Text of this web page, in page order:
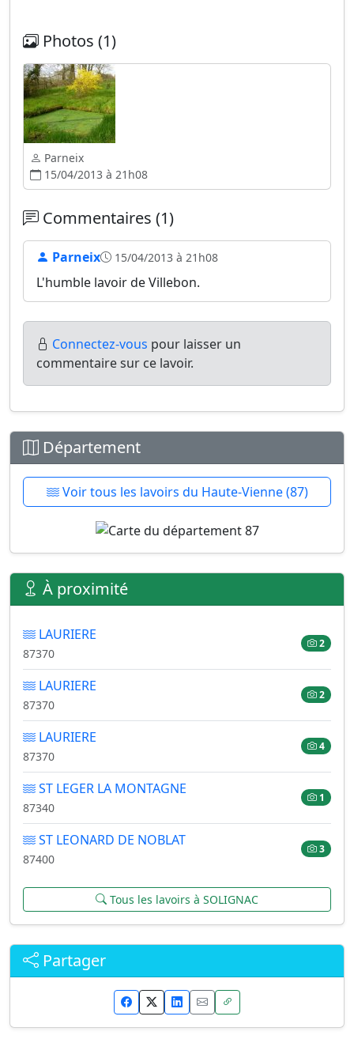
Photos (1)
Parneix
15/04/2013 à 21h08
Commentaires (1)
Parneix 15/04/2013 à 21h08
L'humble lavoir de Villebon.
Connectez-vous pour laisser un
commentaire sur ce lavoir.
Département
Voir tous les lavoirs du Haute-Vienne (87)
À proximité
LAURIERE
87370
2
LAURIERE
87370
2
LAURIERE
87370
4
ST LEGER LA MONTAGNE
87340
1
ST LEONARD DE NOBLAT
87400
3
Tous les lavoirs à SOLIGNAC
Partager